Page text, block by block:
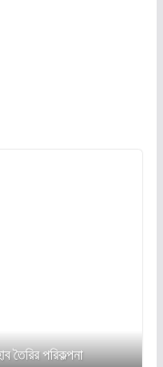
তৈরির পরিকল্পনা